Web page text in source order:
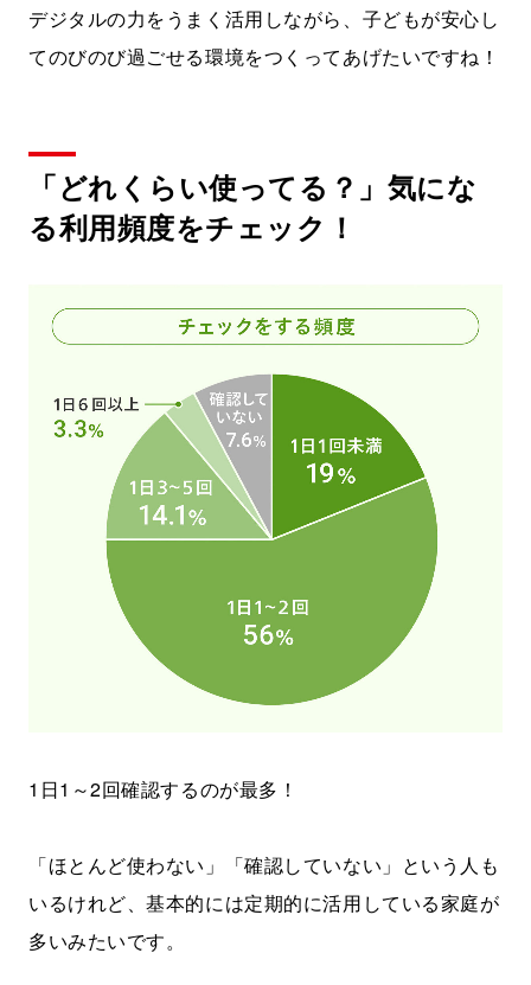
デジタルの力をうまく活用しながら、子どもが安心し
てのびのび過ごせる環境をつくってあげたいですね！
「どれくらい使ってる？」気にな
る利用頻度をチェック！
1日1～2回確認するのが最多！
「ほとんど使わない」「確認していない」という人も
いるけれど、基本的には定期的に活用している家庭が
多いみたいです。